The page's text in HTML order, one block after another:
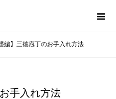
編】三徳庖丁のお手入れ方法
手入れ方法